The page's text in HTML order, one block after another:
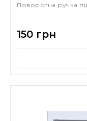
Поворотна ручка
150 грн